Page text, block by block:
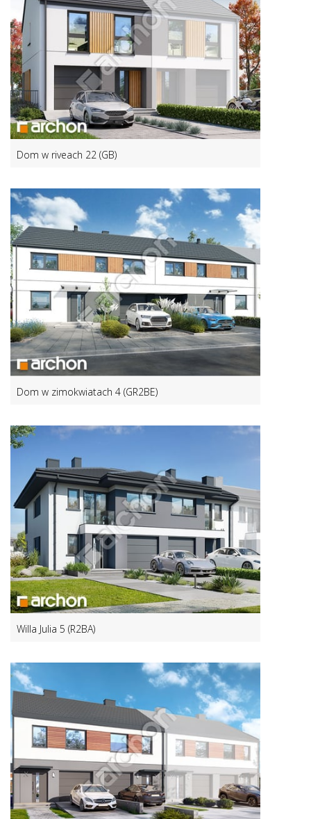
Dom w riveach 22 (GB)
Dom w zimokwiatach 4 (GR2BE)
Willa Julia 5 (R2BA)